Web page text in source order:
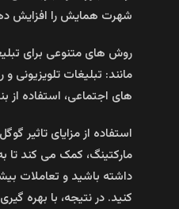
شهرت همایش را افزایش
روش‌ های متنوعی برای
مانند: تبلیغات تلویزیونی و
های اجتماعی، استفاده از
استفاده از مزایای تاثیر
مارکتینگ، کمک می‌ کند تا
داشته باشید و تعاملات
کنید. در نتیجه، با بهره‌